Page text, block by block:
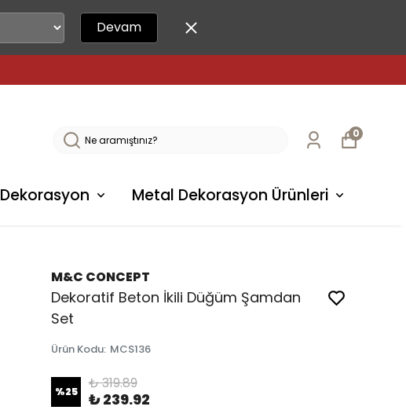
Devam
Dekorasyon Metal Dekorasyon Ürünleri
0
M&C CONCEPT
Dekoratif Beton İkili Düğüm Şamdan
Set
Ürün Kodu: MCS136
%25 ₺ 319.89
₺ 239.92